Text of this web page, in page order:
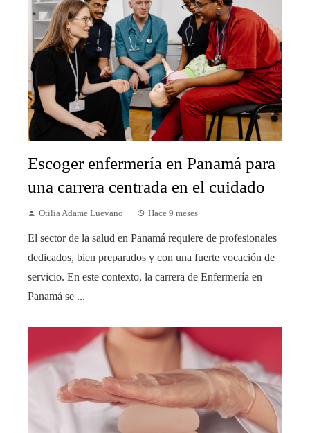
Escoger enfermería en Panamá para
una carrera centrada en el cuidado
Otilia Adame Luevano Hace 9 meses
El sector de la salud en Panamá requiere de profesionales
dedicados, bien preparados y con una fuerte vocación de
servicio. En este contexto, la carrera de Enfermería en
Panamá se ...